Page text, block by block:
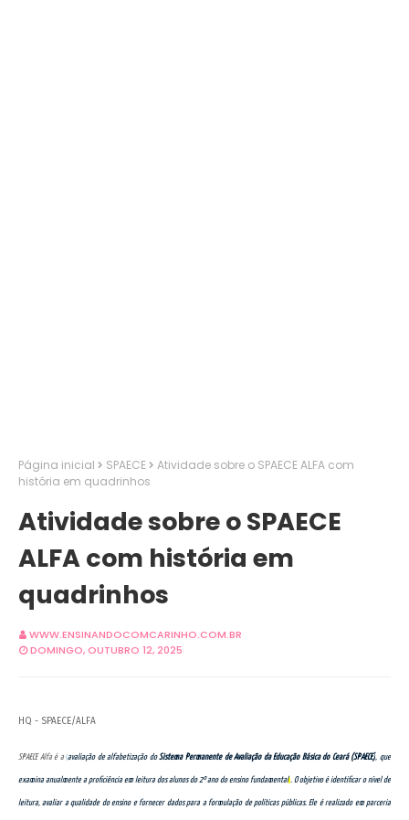
Página inicial SPAECE
Atividade sobre o SPAECE ALFA com
história em quadrinhos
Atividade sobre o SPAECE
ALFA com história em
quadrinhos
WWW.ENSINANDOCOMCARINHO.COM.BR
DOMINGO, OUTUBRO 12, 2025
HQ - SPAECE/ALFA
SPAECE Alfa é a avaliação de alfabetização doSistema Permanente de Avaliação da Educação Básica do Ceará (SPAECE) , que
examina anualmente a proficiência em leitura dos alunos do 2º ano do ensino fundamental . O objetivo é identificar o nível de
leitura, avaliar a qualidade do ensino e fornecer dados para a formulação de políticas públicas. Ele é realizado em parceria